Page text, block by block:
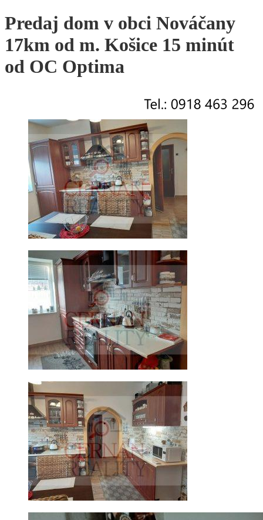
Predaj dom v obci Nováčany
17km od m. Košice 15 minút
od OC Optima